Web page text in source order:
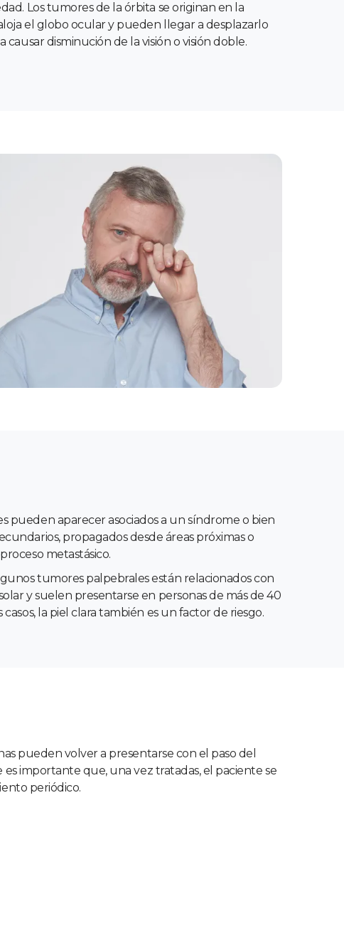
Los tumores de la órbita se originan en la
el globo ocular y pueden llegar a desplazarlo
causar disminución de la visión o visión doble.
pueden aparecer asociados a un síndrome o bien
propagados desde áreas próximas o
metastásico.
tumores palpebrales están relacionados con
y suelen presentarse en personas de más de 40
casos, la piel clara también es un factor de riesgo.
pueden volver a presentarse con el paso del
importante que, una vez tratadas, el paciente se
periódico.